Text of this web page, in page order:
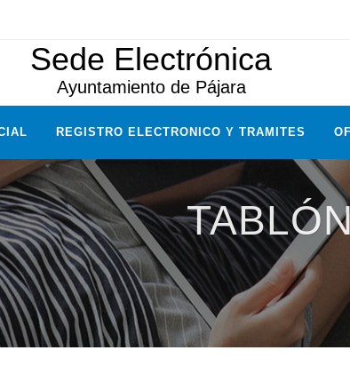
Sede Electrónica
Ayuntamiento de Pájara
REGISTRO ELECTRONICO Y TRAMITES